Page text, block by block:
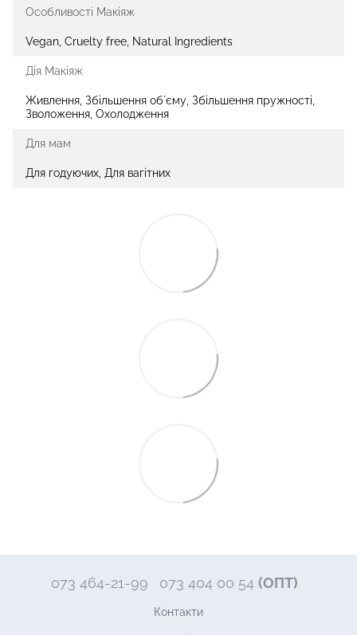
Особливості Макіяж
Vegan, Cruelty free, Natural Ingredients
Дія Макіяж
Живлення, Збільшення обʼєму, Збільшення пружності,
Зволоження, Охолодження
Для мам
Для годуючих, Для вагітних
073 464-21-99 073 404 00 54 (ОПТ)
Контакти